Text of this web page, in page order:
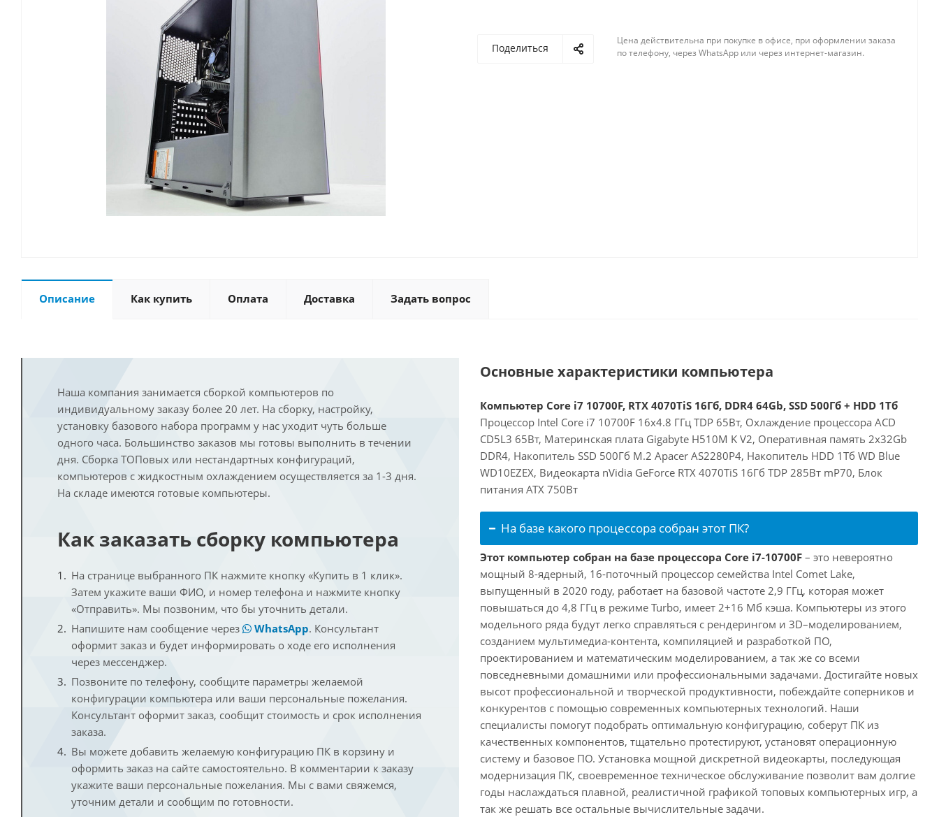
Поделиться
Цена действительна при покупке в офисе, при оформлении заказа
по телефону, через WhatsApp или через интернет-магазин.
Описание Как купить Оплата Доставка Задать вопрос
Наша компания занимается сборкой компьютеров по
индивидуальному заказу более 20 лет. На сборку, настройку,
установку базового набора программ у нас уходит чуть больше
одного часа. Большинство заказов мы готовы выполнить в течении
дня. Сборка ТОПовых или нестандартных конфигураций,
компьютеров с жидкостным охлаждением осуществляется за 1-3 дня.
На складе имеются готовые компьютеры.
Как заказать сборку компьютера
На странице выбранного ПК нажмите кнопку «Купить в 1 клик».
Затем укажите ваши ФИО, и номер телефона и нажмите кнопку
«Отправить». Мы позвоним, что бы уточнить детали.
Напишите нам сообщение через
WhatsApp. Консультант
оформит заказ и будет информировать о ходе его исполнения
через мессенджер.
Позвоните по телефону, сообщите параметры желаемой
конфигурации компьютера или ваши персональные пожелания.
Консультант оформит заказ, сообщит стоимость и срок исполнения
заказа.
Вы можете добавить желаемую конфигурацию ПК в корзину и
оформить заказ на сайте самостоятельно. В комментарии к заказу
укажите ваши персональные пожелания. Мы с вами свяжемся,
уточним детали и сообщим по готовности.
Основные характеристики компьютера
Компьютер Core i7 10700F, RTX 4070TiS 16Гб, DDR4 64Gb, SSD 500Гб + HDD 1Тб
Процессор Intel Core i7 10700F 16x4.8 ГГц TDP 65Вт, Охлаждение процессора ACD
CD5L3 65Вт, Материнская плата Gigabyte H510M K V2, Оперативная память 2x32Gb
DDR4, Накопитель SSD 500Гб M.2 Apacer AS2280P4, Накопитель HDD 1Тб WD Blue
WD10EZEX, Видеокарта nVidia GeForce RTX 4070TiS 16Гб TDP 285Вт mP70, Блок
питания ATX 750Вт
На базе какого процессора собран этот ПК?
Этот компьютер собран на базе процессора Core i7-10700F – это невероятно
мощный 8-ядерный, 16-поточный процессор семейства Intel Comet Lake,
выпущенный в 2020 году, работает на базовой частоте 2,9 ГГц, которая может
повышаться до 4,8 ГГц в режиме Turbo, имеет 2+16 Мб кэша. Компьютеры из этого
модельного ряда будут легко справляться с рендерингом и 3D–моделированием,
созданием мультимедиа-контента, компиляцией и разработкой ПО,
проектированием и математическим моделированием, а так же со всеми
повседневными домашними или профессиональными задачами. Достигайте новых
высот профессиональной и творческой продуктивности, побеждайте соперников и
конкурентов с помощью современных компьютерных технологий. Наши
специалисты помогут подобрать оптимальную конфигурацию, соберут ПК из
качественных компонентов, тщательно протестируют, установят операционную
систему и базовое ПО. Установка мощной дискретной видеокарты, последующая
модернизация ПК, своевременное техническое обслуживание позволит вам долгие
годы наслаждаться плавной, реалистичной графикой топовых компьютерных игр, а
так же решать все остальные вычислительные задачи.